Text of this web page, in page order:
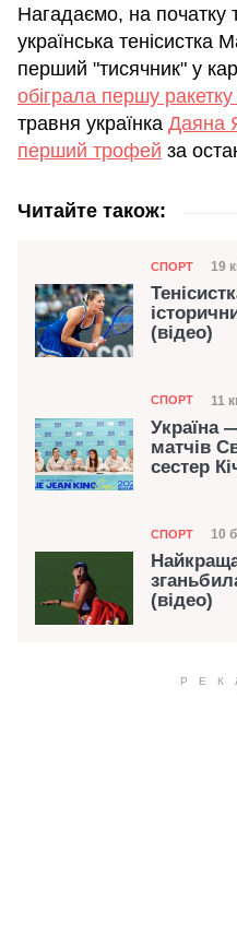
Нагадаємо, на початку
українська тенісистка
перший "тисячник" у
обіграла першу ракетку
травня українка Даяна
перший трофей за
Читайте також:
Категорія
СПОРТ 19
(відео)
Категорія
СПОРТ 11
Україна
матчів
сестер
Категорія
СПОРТ 10
(відео)